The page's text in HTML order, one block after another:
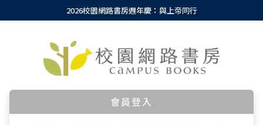
2026校園網路書房週年慶：與上帝同行
會員登入